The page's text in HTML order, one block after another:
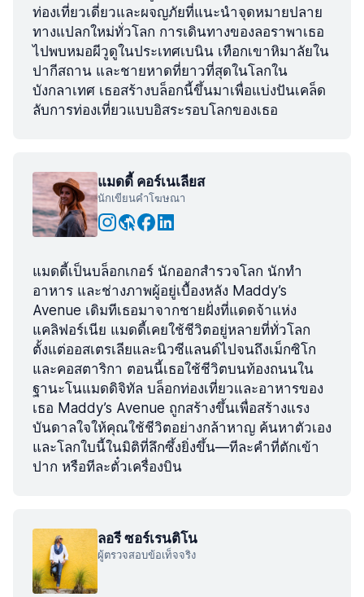
ท่องเที่ยวเดี่ยวและผจญภัยที่แนะนำจุดหมายปลาย
ทางแปลกใหม่ทั่วโลก การเดินทางของลอราพาเธอ
ไปพบหมอผีวูดูในประเทศเบนิน เทือกเขาหิมาลัยใน
ปากีสถาน และชายหาดที่ยาวที่สุดในโลกใน
บังกลาเทศ เธอสร้างบล็อกนี้ขึ้นมาเพื่อแบ่งปันเคล็ด
ลับการท่องเที่ยวแบบอิสระรอบโลกของเธอ
แมดดี้ คอร์เนเลียส
นักเขียนคำโฆษณา
แมดดี้เป็นบล็อกเกอร์ นักออกสำรวจโลก นักทำ
อาหาร และช่างภาพผู้อยู่เบื้องหลัง Maddy’s
Avenue เดิมทีเธอมาจากชายฝั่งที่แดดจ้าแห่ง
แคลิฟอร์เนีย แมดดี้เคยใช้ชีวิตอยู่หลายที่ทั่วโลก
ตั้งแต่ออสเตรเลียและนิวซีแลนด์ไปจนถึงเม็กซิโก
และคอสตาริกา ตอนนี้เธอใช้ชีวิตบนท้องถนนใน
ฐานะโนแมดดิจิทัล บล็อกท่องเที่ยวและอาหารของ
เธอ Maddy’s Avenue ถูกสร้างขึ้นเพื่อสร้างแรง
บันดาลใจให้คุณใช้ชีวิตอย่างกล้าหาญ ค้นหาตัวเอง
และโลกใบนี้ในมิติที่ลึกซึ้งยิ่งขึ้น—ทีละคำที่ตักเข้า
ปาก หรือทีละตั๋วเครื่องบิน
ลอรี ซอร์เรนติโน
ผู้ตรวจสอบข้อเท็จจริง